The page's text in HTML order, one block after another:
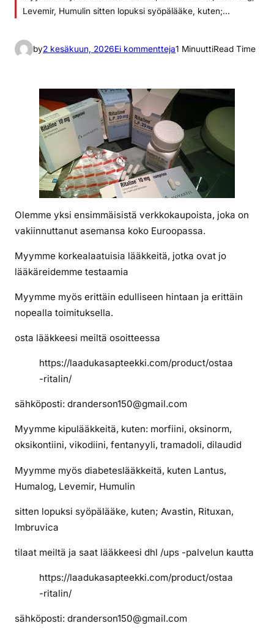
Levemir, Humulin sitten lopuksi syöpälääke, kuten;…
by2 kesäkuun, 2026Ei kommenttejaa
i
k
l
i
i
n
n
o
t
l
i
i
e
s
i
1 MinuuttiRead Time
Olemme yksi ensimmäisistä verkkokaupoista, joka on
vakiinnuttanut asemansa koko Euroopassa.
Myymme korkealaatuisia lääkkeitä, jotka ovat jo
lääkäreidemme testaamia
Myymme myös erittäin edulliseen hintaan ja erittäin
nopealla toimituksella.
osta lääkkeesi meiltä osoitteessa
https://laadukasapteekki.com/product/ostaa
-ritalin/
sähköposti: dranderson150@gmail.com
Myymme kipulääkkeitä, kuten: morfiini, oksinorm,
oksikontiini, vikodiini, fentanyyli, tramadoli, dilaudid
Myymme myös diabeteslääkkeitä, kuten Lantus,
Humalog, Levemir, Humulin
sitten lopuksi syöpälääke, kuten; Avastin, Rituxan,
Imbruvica
tilaat meiltä ja saat lääkkeesi dhl /ups -palvelun kautta
https://laadukasapteekki.com/product/ostaa
-ritalin/
sähköposti: dranderson150@gmail.com